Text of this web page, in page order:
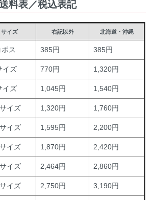
料表／税込表記
サイズ 右記以外 北海道・沖縄
ス 385円 385円
イズ 770円 1,320円
イズ 1,045円 1,540円
イズ 1,320円 1,760円
イズ 1,595円 2,200円
イズ 1,870円 2,420円
イズ 2,464円 2,860円
イズ 2,750円 3,190円